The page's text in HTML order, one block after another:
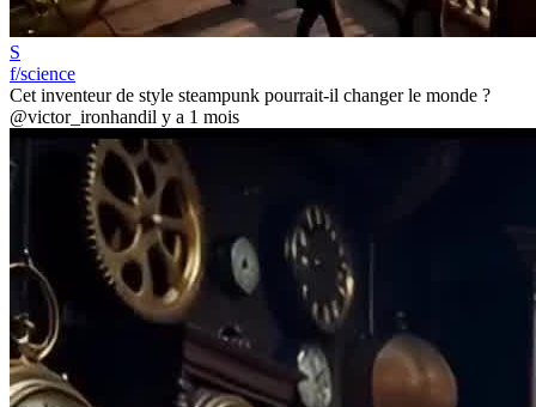
S
f/science
Cet inventeur de style steampunk pourrait-il changer le monde ?
@victor_ironhandil y a 1 mois